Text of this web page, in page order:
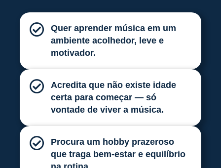
Quer aprender música em um
ambiente acolhedor, leve e
motivador.
Acredita que não existe idade
certa para começar — só
vontade de viver a música.
Procura um hobby prazeroso
que traga bem-estar e equilíbrio